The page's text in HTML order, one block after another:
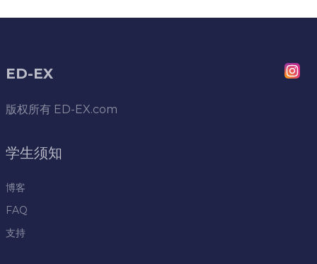
ED-EX
版权所有 ED-EX.com
学生须知
博客
FAQ
支持